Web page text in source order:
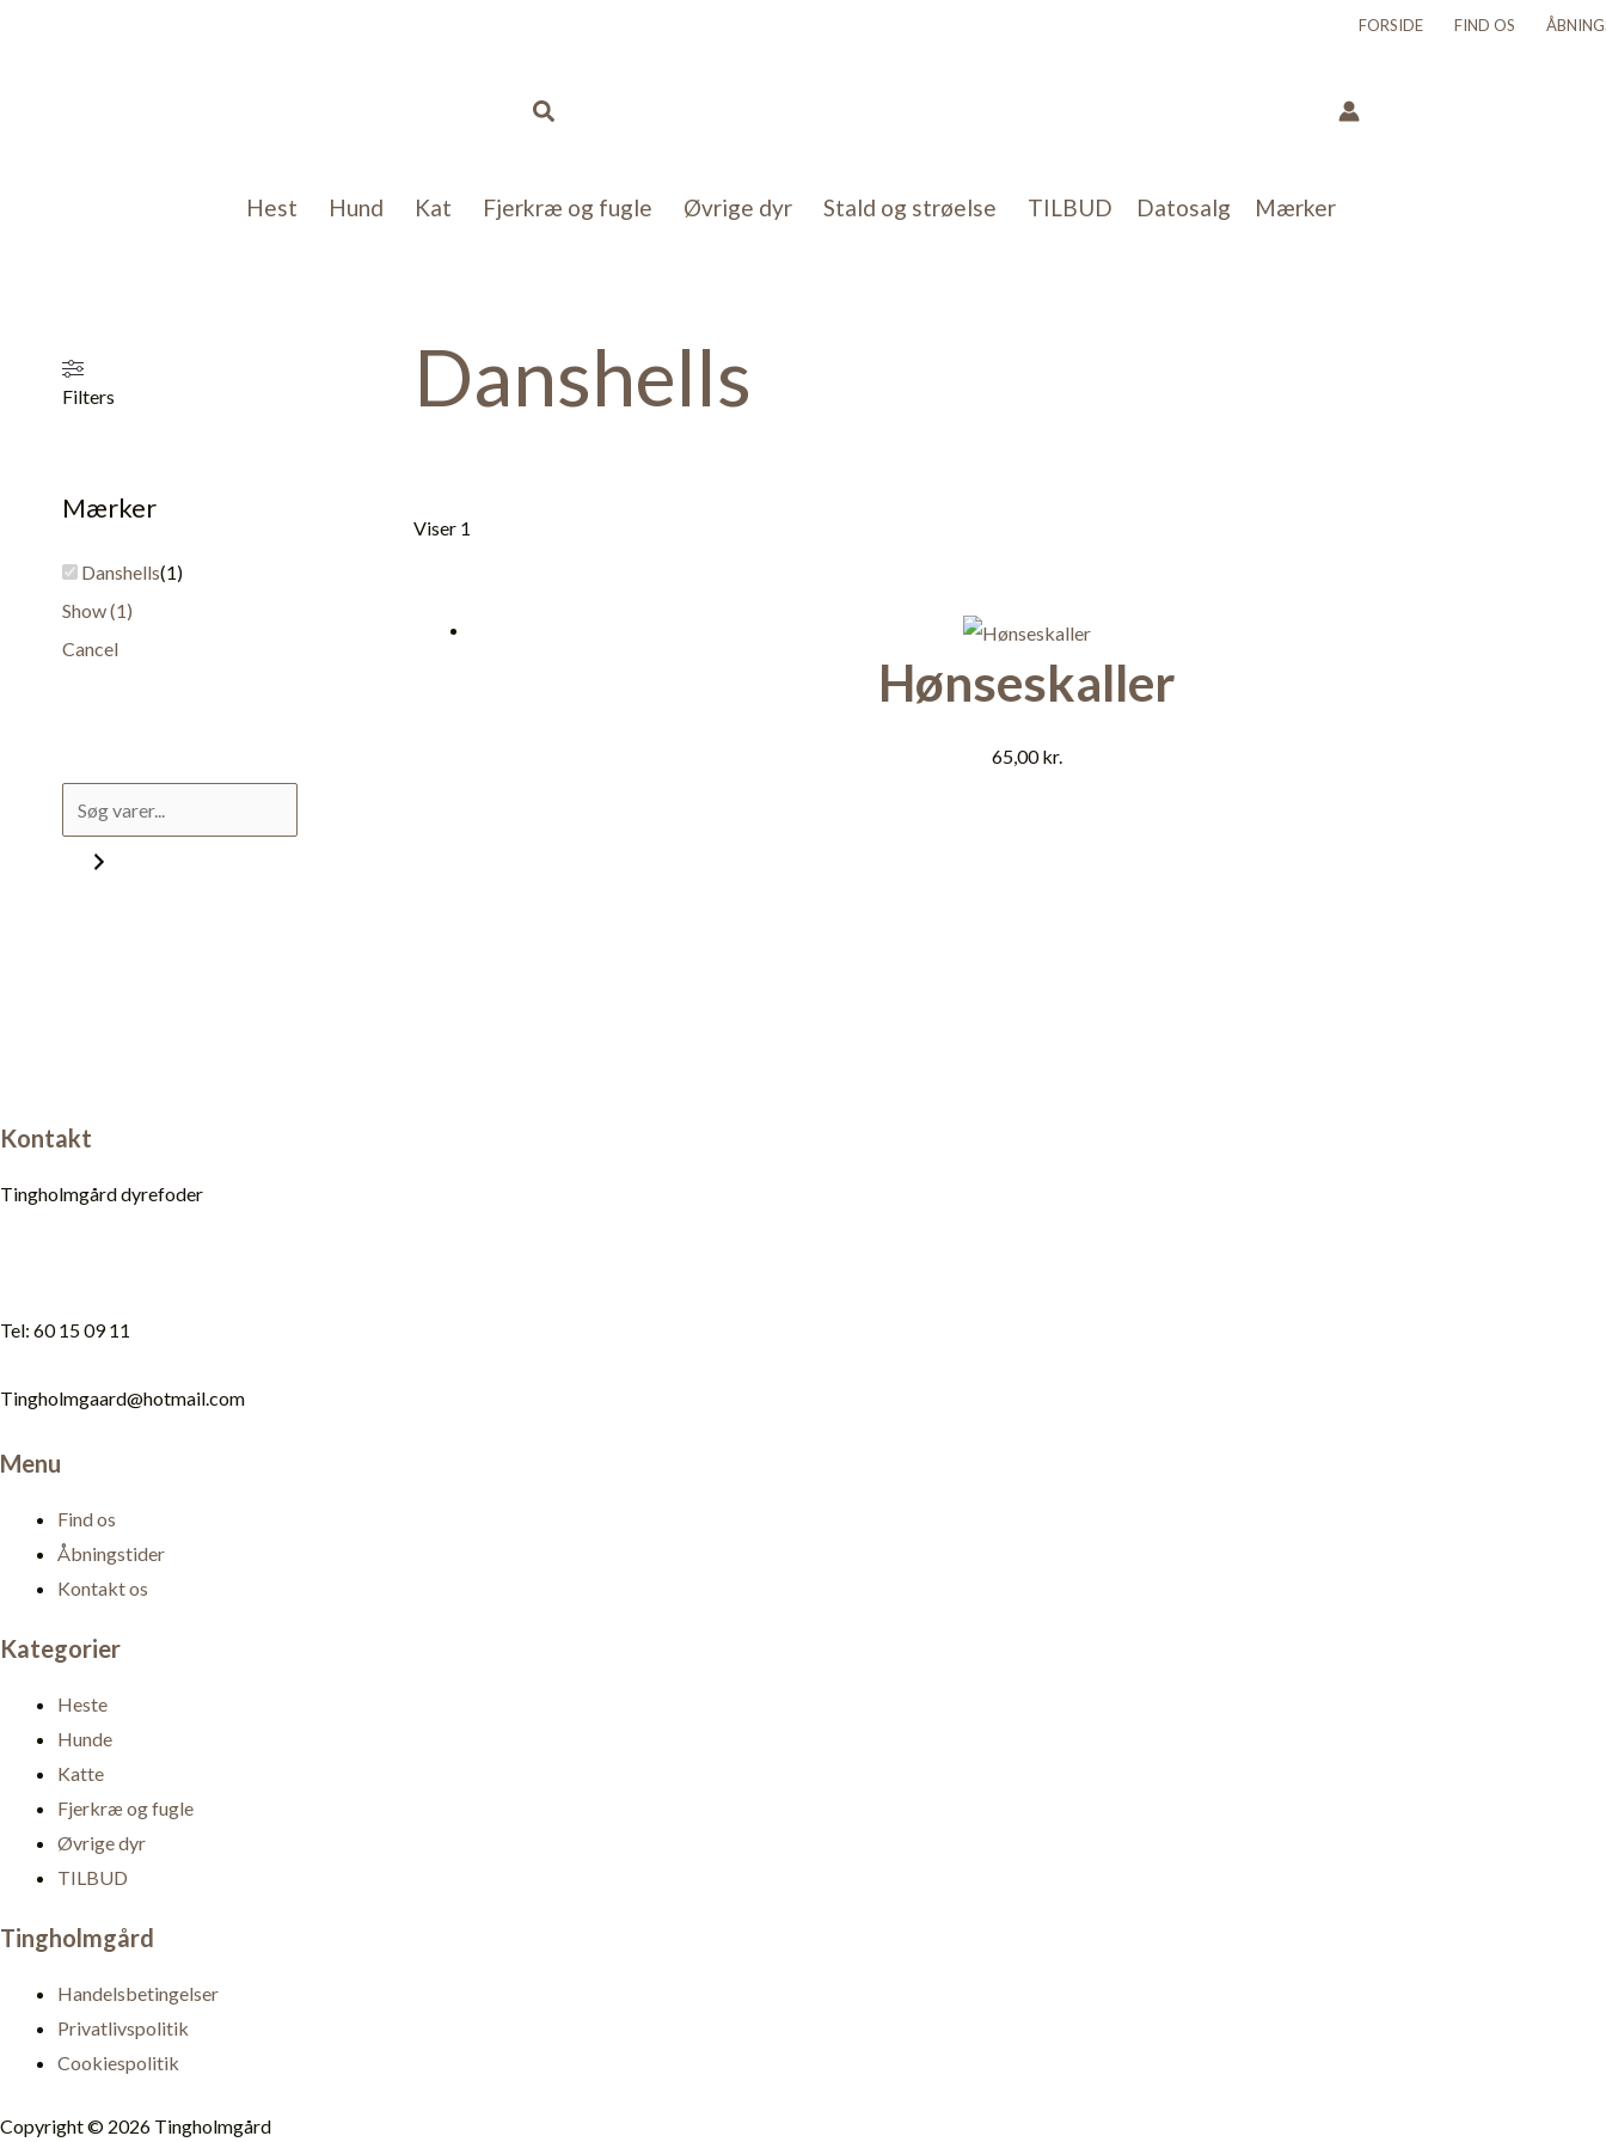
FORSIDE FIND OS
Søg
Hest Hund Kat Fjerkræ og fugle Øvrige dyr Stald og strøelse TILBUD Datosalg Mærker
Filters
Mærker
Danshells(1)
Show(1)
Cancel
Danshells
Viser 1 resultat
Hønseskaller
65,00kr.
Kontakt
Tingholmgård dyrefoder
Tel: 60 15 09 11
Tingholmgaard@hotmail.com
Menu
Find os
Åbningstider
Kontakt os
Kategorier
Heste
Hunde
Katte
Fjerkræ og fugle
Øvrige dyr
TILBUD
Tingholmgård
Handelsbetingelser
Privatlivspolitik
Cookiespolitik
Copyright © 2026 Tingholmgård